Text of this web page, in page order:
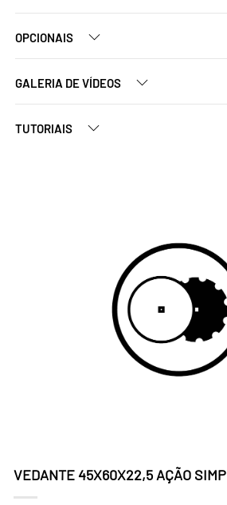
OPCIONAIS
GALERIA DE VÍDEOS
TUTORIAIS
VEDANTE 45X60X22,5 AÇÃO SIMP